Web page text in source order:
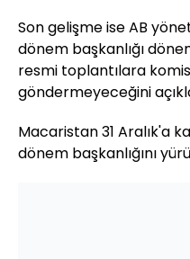
Son gelişme ise AB
dönem başkanlığı
resmi toplantılara
göndermeyeceğini
Macaristan 31 Aralık'a
dönem başkanlığını